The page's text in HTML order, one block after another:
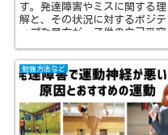
す。発達障害やミスに関する理
解と、その状況に対するポジテ
ィブな見方が、子供の自己受容
援する方法に焦点を当てていま
す。
勉強方法など